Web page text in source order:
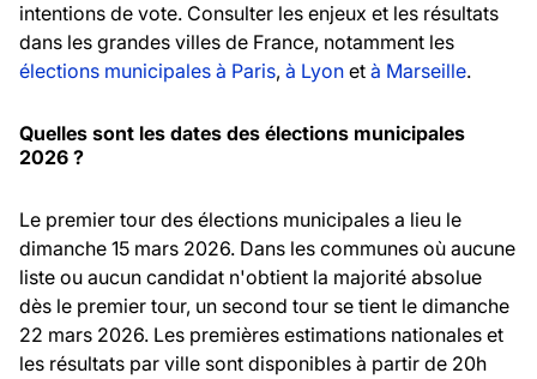
intentions de vote. Consulter les enjeux et les résultats
dans les grandes villes de France, notamment les
élections municipales à Paris, à Lyon et à Marseille.
Quelles sont les dates des élections municipales
2026 ?
Le premier tour des élections municipales a lieu le
dimanche 15 mars 2026. Dans les communes où aucune
liste ou aucun candidat n'obtient la majorité absolue
dès le premier tour, un second tour se tient le dimanche
22 mars 2026. Les premières estimations nationales et
les résultats par ville sont disponibles à partir de 20h